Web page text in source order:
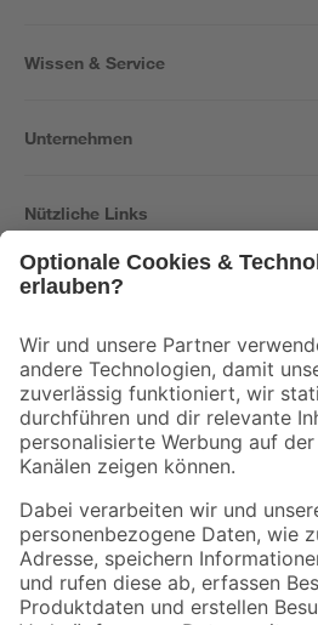
Wissen & Service
Unternehmen
Nützliche Links
Der toom Newsletter: Keine Angebote und
Zur Newsletter Anmeldung
Folge uns
Zahlungsarten